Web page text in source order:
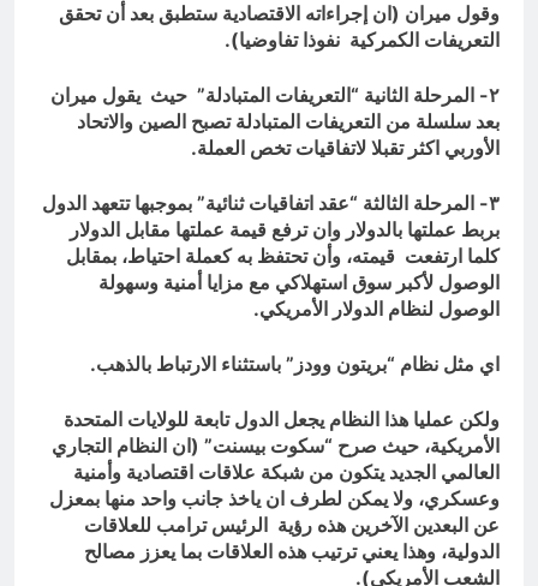
وقول ميران (ان إجراءاته الاقتصادية ستطبق بعد أن تحقق
التعريفات الكمركية نفوذا تفاوضيا).
٢- المرحلة الثانية “التعريفات المتبادلة” حيث يقول ميران
بعد سلسلة من التعريفات المتبادلة تصبح الصين والاتحاد
الأوربي اكثر تقبلا لاتفاقيات تخص العملة.
٣- المرحلة الثالثة “عقد اتفاقيات ثنائية” بموجبها تتعهد الدول
بربط عملتها بالدولار وان ترفع قيمة عملتها مقابل الدولار
كلما ارتفعت قيمته، وأن تحتفظ به كعملة احتياط، بمقابل
الوصول لأكبر سوق استهلاكي مع مزايا أمنية وسهولة
الوصول لنظام الدولار الأمريكي.
اي مثل نظام “بريتون وودز” باستثناء الارتباط بالذهب.
ولكن عمليا هذا النظام يجعل الدول تابعة للولايات المتحدة
الأمريكية، حيث صرح “سكوت بيسنت” (ان النظام التجاري
العالمي الجديد يتكون من شبكة علاقات اقتصادية وأمنية
وعسكري، ولا يمكن لطرف ان ياخذ جانب واحد منها بمعزل
عن البعدين الآخرين هذه رؤية الرئيس ترامب للعلاقات
الدولية، وهذا يعني ترتيب هذه العلاقات بما يعزز مصالح
الشعب الأمريكي).